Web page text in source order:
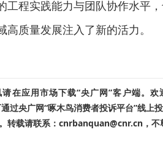
工程实践能力与团队协作水平
高质量发展注入了新的活力。
在应用市场下载“央广网”客户端。
过央广网“啄木鸟消费者投诉平台”线上
转载请联系：cnrbanquan@cnr.cn，不